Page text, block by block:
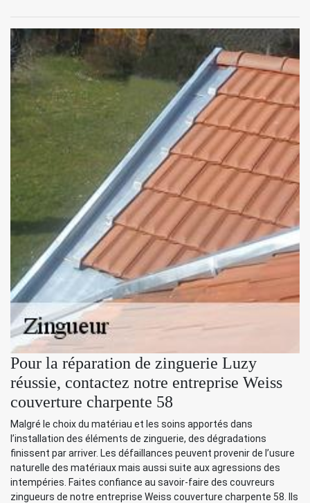
Pour la réparation de zinguerie Luzy
réussie, contactez notre entreprise Weiss
couverture charpente 58
Malgré le choix du matériau et les soins apportés dans
l’installation des éléments de zinguerie, des dégradations
finissent par arriver. Les défaillances peuvent provenir de l’usure
naturelle des matériaux mais aussi suite aux agressions des
intempéries. Faites confiance au savoir-faire des couvreurs
zingueurs de notre entreprise Weiss couverture charpente 58. Ils